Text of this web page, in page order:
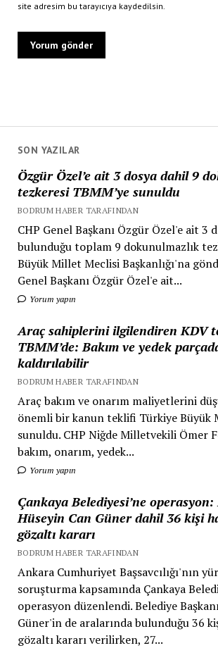
SON YAZILAR
Özgür Özel’e ait 3 dosya dahil 9
tezkeresi TBMM’ye sunuldu
BODRUM HABER TARAFINDAN
CHP Genel Başkanı Özgür Özel'e ait 3
bulunduğu toplam 9 dokunulmazlık
Büyük Millet Meclisi Başkanlığı'na
Genel Başkanı Özgür Özel'e ait...
Yorum yapın
Araç sahiplerini ilgilendiren KDV
TBMM’de: Bakım ve yedek
kaldırılabilir
BODRUM HABER TARAFINDAN
Araç bakım ve onarım maliyetlerini
önemli bir kanun teklifi Türkiye Büyük
sunuldu. CHP Niğde Milletvekili Ömer
bakım, onarım, yedek...
Yorum yapın
Çankaya Belediyesi’ne
Hüseyin Can Güner dahil 36 kişi
gözaltı kararı
BODRUM HABER TARAFINDAN
Ankara Cumhuriyet Başsavcılığı'nın
soruşturma kapsamında Çankaya
operasyon düzenlendi. Belediye
Güner'in de aralarında bulunduğu 36
gözaltı kararı verilirken, 27...
site adresim bu tarayıcıya kaydedilsin.